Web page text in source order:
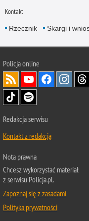
Kontakt
Rzecznik Skargi i
Policjaonline
Redakcja serwisu
Kontakt z redakcją
Nota prawna
Chcesz wykorzystać materiał
z serwisu Policja.pl.
Zapoznaj się z zasadami
Polityka prywatności